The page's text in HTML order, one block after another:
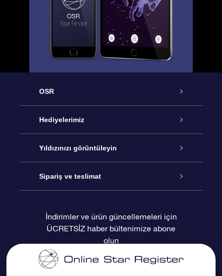
OSR
Hizmet
İletişim
Blogu
Değerlendirmeler
Hediyelerimiz
Çevrimiçi Yıldız Hediyesi
OSR Hediye Paketi
OSR Hediye Kartı
Kurumsal hediyeler
Yıldızınızı görüntüleyin
Star Register
Kişiselleştirilmiş Yıldız Sayfası
Bir Milyon Yıldız
Sipariş ve teslimat
Ödeme bilgileri
Sevkiyat bilgileri
İndirimler ve ürün güncellemeleri için
ÜCRETSİZ haber bültenimize abone
olun